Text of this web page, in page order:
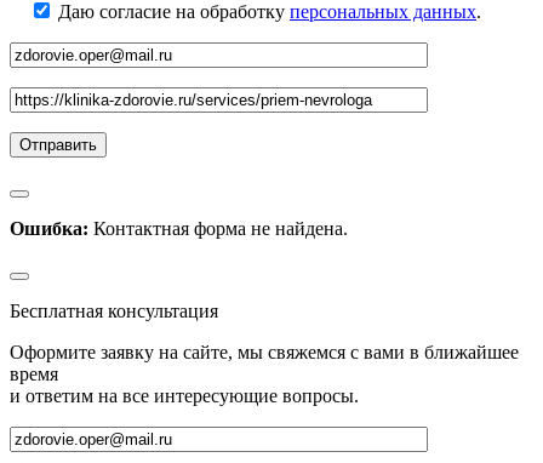
Даю согласие на обработку персональных данных.
Ошибка: Контактная форма не найдена.
Бесплатная консультация
Оформите заявку на сайте, мы свяжемся с вами в ближайшее
время
и ответим на все интересующие вопросы.